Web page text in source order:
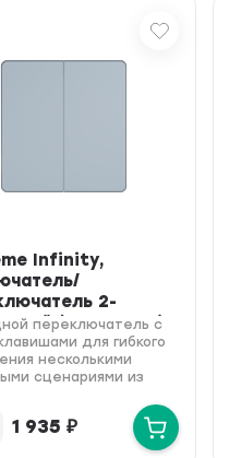
Infinity,
2-
(250В,16АХ),
переключатель с
для гибкого
несколькими
сценариями из
1 935 ₽